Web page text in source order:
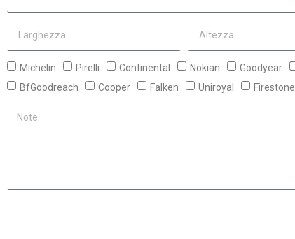
Michelin Pirelli Continental Nokian Goodyear
BfGoodreach
Cooper Falken Uniroyal Firestone